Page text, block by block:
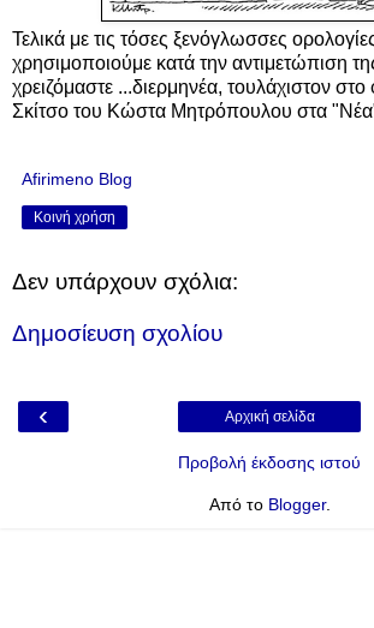
Τελικά με τις τόσες ξενόγλωσσες
χρησιμοποιούμε κατά την αντιμετώπιση
χρειζόμαστε ...διερμηνέα, τουλάχιστον στο
Σκίτσο του Κώστα Μητρόπουλου στα
Afirimeno Blog
Κοινή χρήση
Δεν υπάρχουν σχόλια:
Δημοσίευση σχολίου
‹ Αρχική σελίδα
Προβολή έκδοσης ιστού
Από το Blogger.